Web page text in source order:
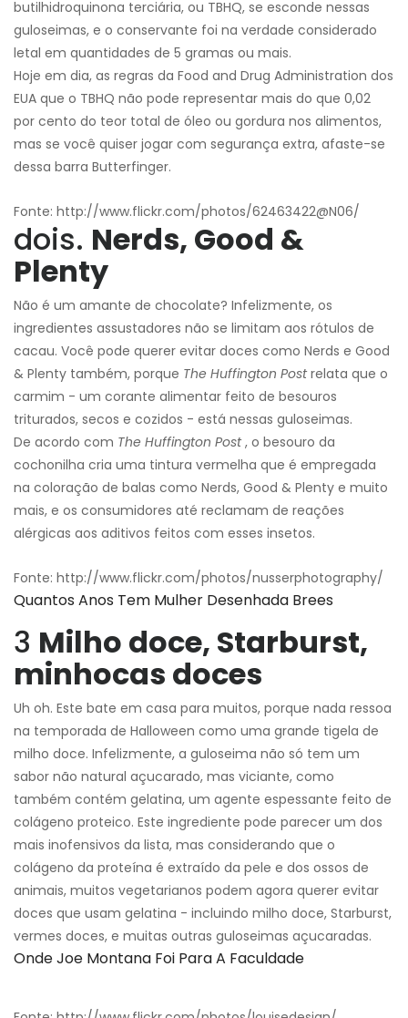
butilhidroquinona terciária, ou TBHQ, se esconde nessas
guloseimas, e o conservante foi na verdade considerado
letal em quantidades de 5 gramas ou mais.
Hoje em dia, as regras da Food and Drug Administration dos
EUA que o TBHQ não pode representar mais do que 0,02
por cento do teor total de óleo ou gordura nos alimentos,
mas se você quiser jogar com segurança extra, afaste-se
dessa barra Butterfinger.
Fonte: http://www.flickr.com/photos/62463422@N06/
dois. Nerds, Good &
Plenty
Não é um amante de chocolate? Infelizmente, os
ingredientes assustadores não se limitam aos rótulos de
cacau. Você pode querer evitar doces como Nerds e Good
& Plenty também, porque The Huffington Postrelata que o
carmim - um corante alimentar feito de besouros
triturados, secos e cozidos - está nessas guloseimas.
De acordo com The Huffington Post, o besouro da
cochonilha cria uma tintura vermelha que é empregada
na coloração de balas como Nerds, Good & Plenty e muito
mais, e os consumidores até reclamam de reações
alérgicas aos aditivos feitos com esses insetos.
Fonte: http://www.flickr.com/photos/nusserphotography/
Quantos Anos Tem Mulher Desenhada Brees
3 Milho doce, Starburst,
minhocas doces
Uh oh. Este bate em casa para muitos, porque nada ressoa
na temporada de Halloween como uma grande tigela de
milho doce. Infelizmente, a guloseima não só tem um
sabor não natural açucarado, mas viciante, como
também contém gelatina, um agente espessante feito de
colágeno proteico. Este ingrediente pode parecer um dos
mais inofensivos da lista, mas considerando que o
colágeno da proteína é extraído da pele e dos ossos de
animais, muitos vegetarianos podem agora querer evitar
doces que usam gelatina - incluindo milho doce, Starburst,
vermes doces, e muitas outras guloseimas açucaradas.
Onde Joe Montana Foi Para A Faculdade